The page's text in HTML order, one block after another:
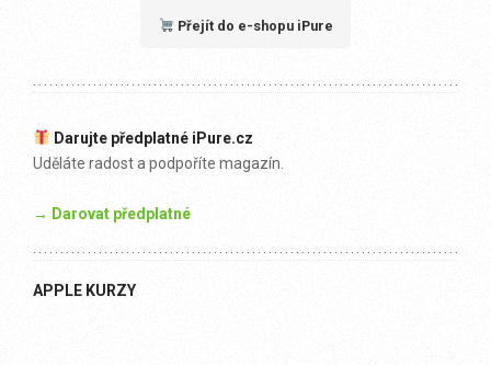
Přejít do e-shopu iPure
Darujte předplatné iPure.cz
Uděláte radost a podpoříte magazín.
→ Darovat předplatné
APPLE KURZY